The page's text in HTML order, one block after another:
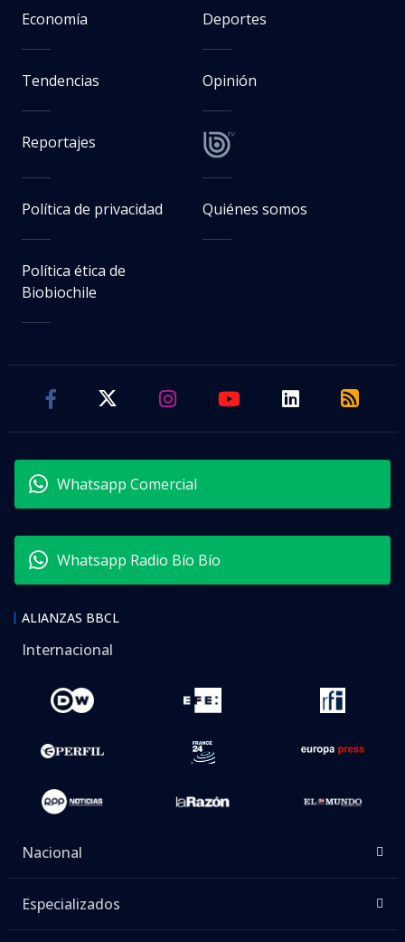
Economía Deportes
Tendencias Opinión
Reportajes
Política de privacidad Quiénes somos
Política ética de
Biobiochile
Whatsapp Comercial
Whatsapp Radio Bío Bío
ALIANZAS BBCL
Internacional
Nacional
Especializados